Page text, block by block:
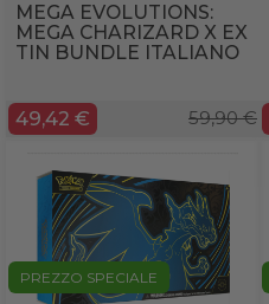
MEGA EVOLUTIONS:
MEGA CHARIZARD X EX
TIN BUNDLE ITALIANO
49,42 € 59,90 €
PREZZO SPECIALE